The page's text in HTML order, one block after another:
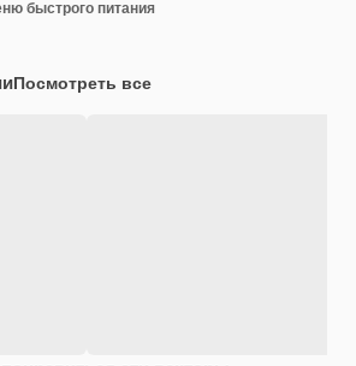
быстрого питания
Посмотреть все